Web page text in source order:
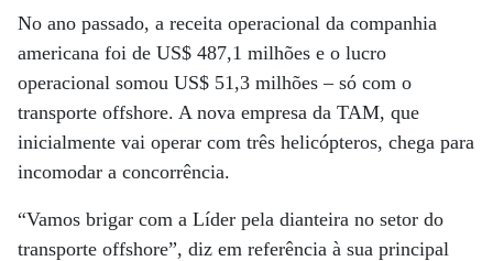
No ano passado, a receita operacional da companhia
americana foi de US$ 487,1 milhões e o lucro
operacional somou US$ 51,3 milhões – só com o
transporte offshore. A nova empresa da TAM, que
inicialmente vai operar com três helicópteros, chega para
incomodar a concorrência.
“Vamos brigar com a Líder pela dianteira no setor do
transporte offshore”, diz em referência à sua principal